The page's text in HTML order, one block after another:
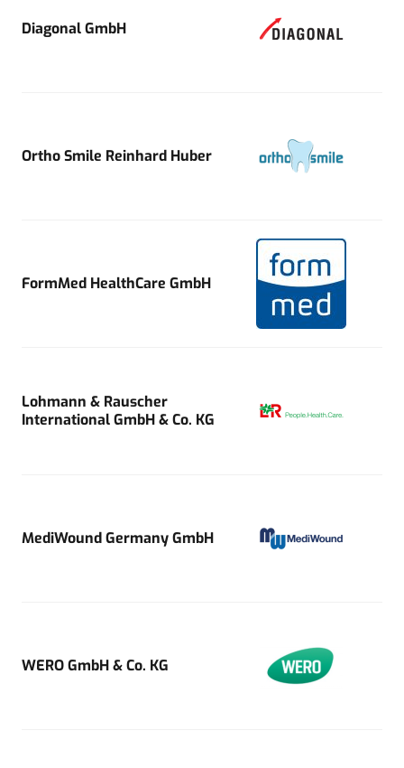
Diagonal GmbH
Ortho Smile Reinhard Huber
FormMed HealthCare GmbH
Lohmann & Rauscher
International GmbH & Co. KG
MediWound Germany GmbH
WERO GmbH & Co. KG